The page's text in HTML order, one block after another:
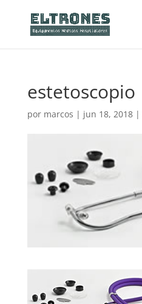
estetoscopio
por marcos | jun 18, 2018|